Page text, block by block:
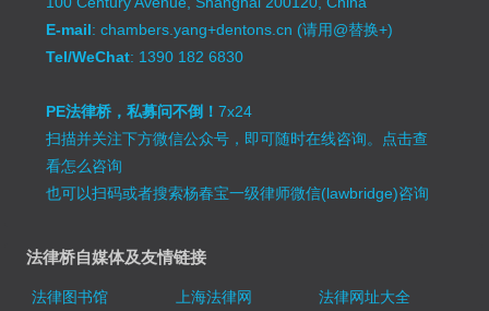
E-mail: chambers.yang+dentons.cn (请用@替换+)
Tel/WeChat: 1390 182 6830
PE法律桥，私募问不倒！7x24
扫描并关注下方微信公众号，即可随时在线咨询。 点击查
看怎么咨询
也可以扫码或者搜索杨春宝一级律师微信(lawbridge)咨询
法律桥自媒体及友情链接
法律图书馆 上海法律网
法律网址大全